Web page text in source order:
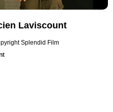
Laviscount
Splendid Film